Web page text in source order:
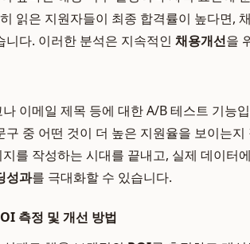
읽은 지원자들이 최종 합격률이 높다면,
다. 이러한 분석은 지속적인 채용개선을
이메일 제목 등에 대한 A/B 테스트 기능
중 어떤 것이 더 높은 지원율을 보이는
를 작성하는 시대를 끝내고, 실제 데이터
성과를 극대화할 수 있습니다.
측정 및 개선 방법